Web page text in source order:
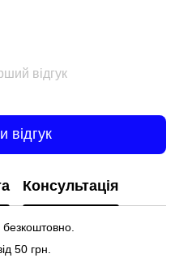
відгук
відгук
Консультація
50 грн.